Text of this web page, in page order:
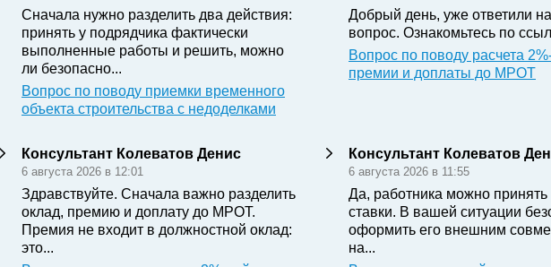
Сначала нужно разделить два действия:
принять у подрядчика фактически
выполненные работы и решить, можно
ли безопасно...
Вопрос по поводу приемки временного
объекта строительства с недоделками
Добрый день, уже ответили
вопрос. Ознакомьтесь по
Вопрос по поводу расчета
премии и доплаты до МРОТ
Консультант Колеватов Денис
6 августа 2026 в 12:01
Здравствуйте. Сначала важно разделить
оклад, премию и доплату до МРОТ.
Премия не входит в должностной оклад:
это...
Консультант Колеватов
6 августа 2026 в 11:55
Да, работника можно принять
ставки. В вашей ситуации
оформить его внешним
на...